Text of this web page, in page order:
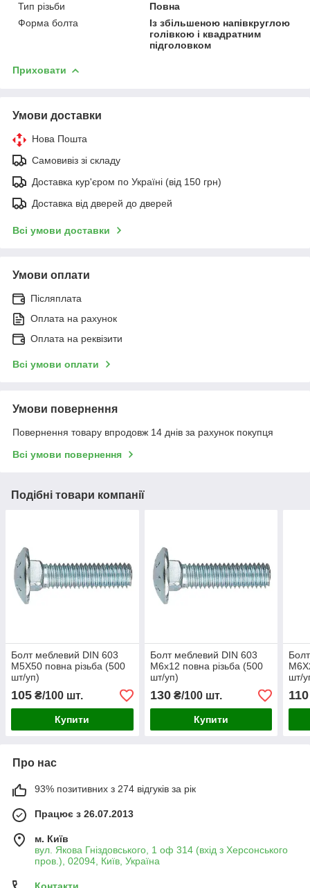
Тип різьби
Повна
Форма болта
Із збільшеною напівкруглою
голівкою і квадратним
підголовком
Приховати
Умови доставки
Нова Пошта
Самовивіз зі складу
Доставка кур'єром по Україні (від 150 грн)
Доставка від дверей до дверей
Всі умови доставки
Умови оплати
Післяплата
Оплата на рахунок
Оплата на реквізити
Всі умови оплати
Умови повернення
Повернення товару впродовж 14 днів за рахунок покупця
Всі умови повернення
Подібні товари компанії
Болт меблевий DIN 603
М5Х50 повна різьба (500
шт/уп)
105 ₴/100 шт.
Купити
Болт меблевий DIN 603
М6х12 повна різьба (500
шт/уп)
130₴/100 шт.
Купити
шт/
110
Про нас
93% позитивних з 274 відгуків за рік
Працює з 26.07.2013
м. Київ
вул. Якова Гніздовського, 1 оф 314 (вхід з Херсонського
пров.), 02094, Київ, Україна